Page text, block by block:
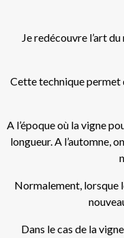
Je redécouvre l’art
Cette technique permet
A l’époque où la vigne
longueur. A l’automne,
Normalement, lorsque
Dans le cas de la